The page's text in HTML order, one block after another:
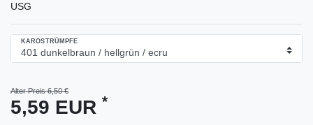
USG
KAROSTRÜMPFE
Alter Preis 6,50 €
5,59 EUR *